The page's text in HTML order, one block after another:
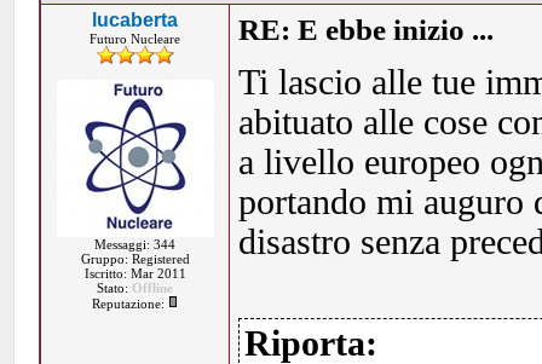
lucaberta
Futuro Nucleare
Messaggi: 344
Gruppo: Registered
Iscritto: Mar 2011
Stato: Offline
Reputazione:
RE: E ebbe inizio ...
Ti lascio alle tue
abituato alle cose
a livello europeo
portando mi auguro
disastro senza
Riporta: